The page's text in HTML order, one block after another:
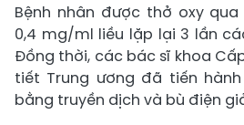
Bệnh nhân được thở oxy qua
0,4 mg/ml liều lặp lại 3 lần
Đồng thời, các bác sĩ khoa
tiết Trung ương đã tiến
bằng truyền dịch và bù điện